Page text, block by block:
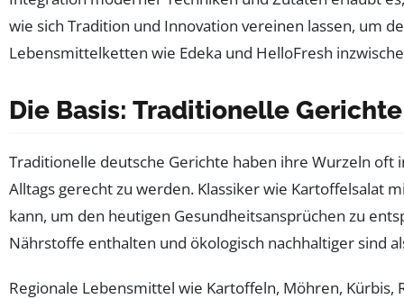
wie sich Tradition und Innovation vereinen lassen, um
Lebensmittelketten wie Edeka und HelloFresh
Die Basis: Traditionelle
Traditionelle deutsche Gerichte haben ihre Wurzeln
Alltags gerecht zu werden. Klassiker wie Kartoffelsalat
kann, um den heutigen Gesundheitsansprüchen zu
Nährstoffe enthalten und ökologisch nachhaltiger sind
Regionale Lebensmittel wie Kartoffeln, Möhren,